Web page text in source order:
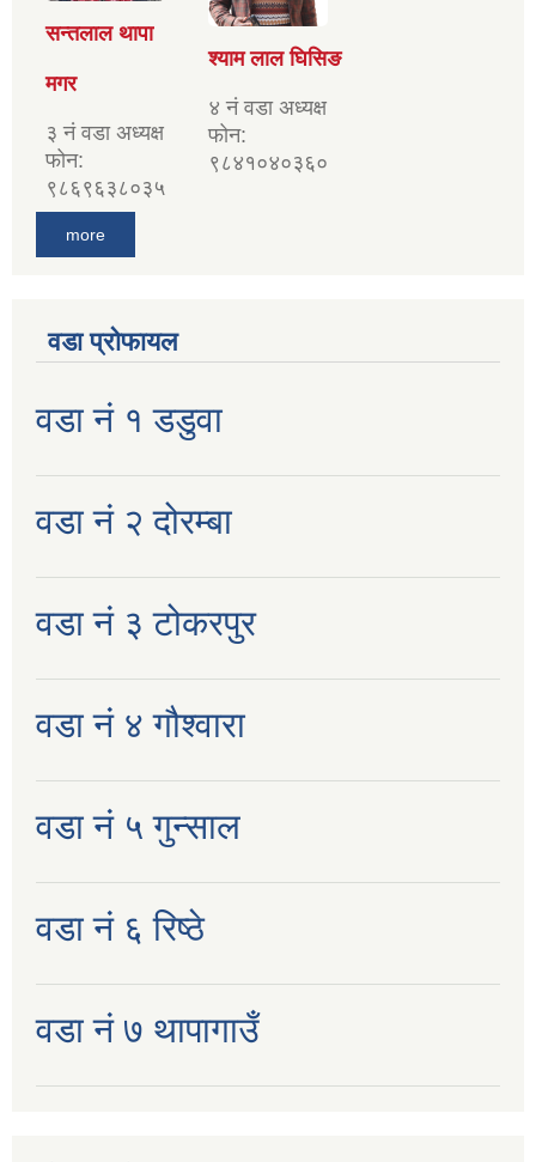
सन्तलाल थापा
मगर
३ नं वडा अध्यक्ष
फोन:
९८६९६३८०३५
श्याम लाल घिसिङ
४ नं वडा अध्यक्ष
फोन:
९८४१०४०३६०
more
वडा प्रोफायल
वडा नं १ डडुवा
वडा नं २ दोरम्बा
वडा नं ३ टोकरपुर
वडा नं ४ गौश्वारा
वडा नं ५ गुन्साल
वडा नं ६ रिष्ठे
वडा नं ७ थापागाउँ